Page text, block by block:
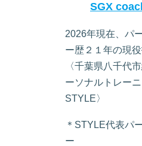
SGX
2026年現在、パ
ー歴２１年の現役
〈千葉県八千代
ーソナルトレー
STYLE〉
＊STYLE代表パ
ー